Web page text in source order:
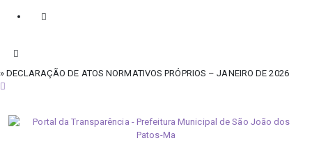
» DECLARAÇÃO DE ATOS NORMATIVOS PRÓPRIOS – JANEIRO DE 2026